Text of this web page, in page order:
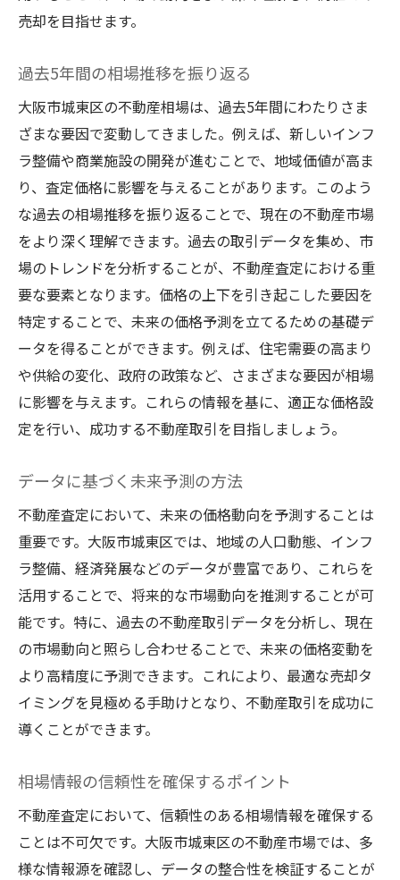
売却を目指せます。
過去5年間の相場推移を振り返る
大阪市城東区の不動産相場は、過去5年間にわたりさま
ざまな要因で変動してきました。例えば、新しいインフ
ラ整備や商業施設の開発が進むことで、地域価値が高ま
り、査定価格に影響を与えることがあります。このよう
な過去の相場推移を振り返ることで、現在の不動産市場
をより深く理解できます。過去の取引データを集め、市
場のトレンドを分析することが、不動産査定における重
要な要素となります。価格の上下を引き起こした要因を
特定することで、未来の価格予測を立てるための基礎デ
ータを得ることができます。例えば、住宅需要の高まり
や供給の変化、政府の政策など、さまざまな要因が相場
に影響を与えます。これらの情報を基に、適正な価格設
定を行い、成功する不動産取引を目指しましょう。
データに基づく未来予測の方法
不動産査定において、未来の価格動向を予測することは
重要です。大阪市城東区では、地域の人口動態、インフ
ラ整備、経済発展などのデータが豊富であり、これらを
活用することで、将来的な市場動向を推測することが可
能です。特に、過去の不動産取引データを分析し、現在
の市場動向と照らし合わせることで、未来の価格変動を
より高精度に予測できます。これにより、最適な売却タ
イミングを見極める手助けとなり、不動産取引を成功に
導くことができます。
相場情報の信頼性を確保するポイント
不動産査定において、信頼性のある相場情報を確保する
ことは不可欠です。大阪市城東区の不動産市場では、多
様な情報源を確認し、データの整合性を検証することが